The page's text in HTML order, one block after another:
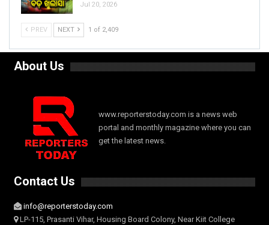
Jul 20, 2026
PREV NEXT 1 of 2,409
About Us
www.reporterstoday.com is a news web
portal and monthly magazine where you can
get the latest news.
Contact Us
info@reporterstoday.com
LP-115, Prasanti Vihar, Housing Board Colony, Near Kiit College